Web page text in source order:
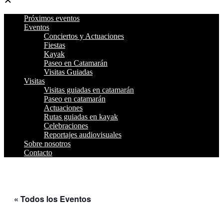
Próximos eventos
Eventos
Conciertos y Actuaciones
Fiestas
Kayak
Paseo en Catamarán
Visitas Guiadas
Visitas
Visitas guiadas en catamarán
Paseo en catamarán
Actuaciones
Rutas guiadas en kayak
Celebraciones
Reportajes audiovisuales
Sobre nosotros
Contacto
« Todos los Eventos